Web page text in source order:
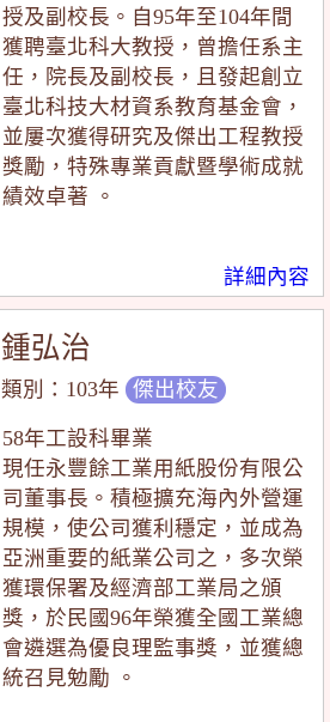
詳細內容
授及副校長。自95年至104年間
獲聘臺北科大教授，曾擔任系主
任，院長及副校長，且發起創立
臺北科技大材資系教育基金會，
並屢次獲得研究及傑出工程教授
獎勵，特殊專業貢獻暨學術成就
績效卓著 。
鍾弘治
類別：103年 傑出校友
58年工設科畢業
現任永豐餘工業用紙股份有限公
司董事長。積極擴充海內外營運
規模，使公司獲利穩定，並成為
亞洲重要的紙業公司之，多次榮
獲環保署及經濟部工業局之頒
獎，於民國96年榮獲全國工業總
會遴選為優良理監事獎，並獲總
統召見勉勵 。